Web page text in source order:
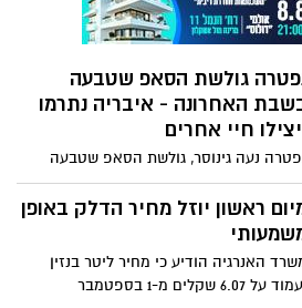
בדיקות בביה"ח
גולשת הסאפ שטבעה
האחרונה - איבריה נתרמו
חיי אחרים
נעה גינוסר, גולשת הסאפ שטבעה
שבת האחרון בחוף הים באשדוד.
שנערכה לה בבית החולים התגלה לה
סרטני, מה שככל הנראה הוביל
למרבה הצער, גם למותה. ממשפחתה נמסר כי
איבריה נתרמו ויצילו חיי אחרים
ראשון יוזל מחיר הדלק באופן
האנרגיה הודיע כי מחיר ליטר בנזין
על 6.07 שקלים מ-1 בספטמבר